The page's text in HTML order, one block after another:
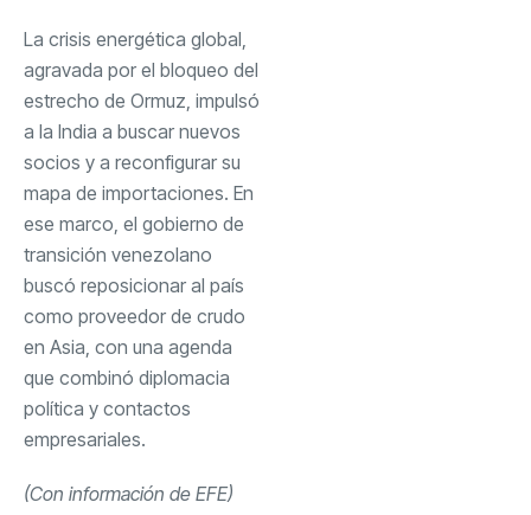
La crisis energética global,
agravada por el bloqueo del
estrecho de Ormuz, impulsó
a la India a buscar nuevos
socios y a reconfigurar su
mapa de importaciones. En
ese marco, el gobierno de
transición venezolano
buscó reposicionar al país
como proveedor de crudo
en Asia, con una agenda
que combinó diplomacia
política y contactos
empresariales.
(Con información de EFE)